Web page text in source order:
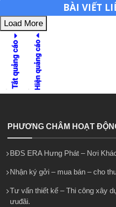
BÀI VIẾT
Load More
PHƯƠNG CHÂM HOẠT
BĐS ERA Hưng Phát – Nơi
Nhận ký gởi – mua bán – cho
Tư vấn thiết kế – Thi công xây
ưuđãi.